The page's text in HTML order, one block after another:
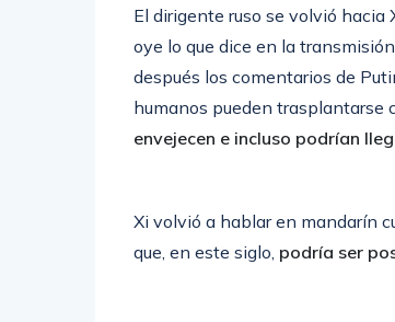
El dirigente ruso se volvió hacia
oye lo que dice en la
después los comentarios de
humanos pueden trasplantarse
envejecen e incluso podrían
Xi volvió a hablar en mandarín
que, en este siglo, podría ser